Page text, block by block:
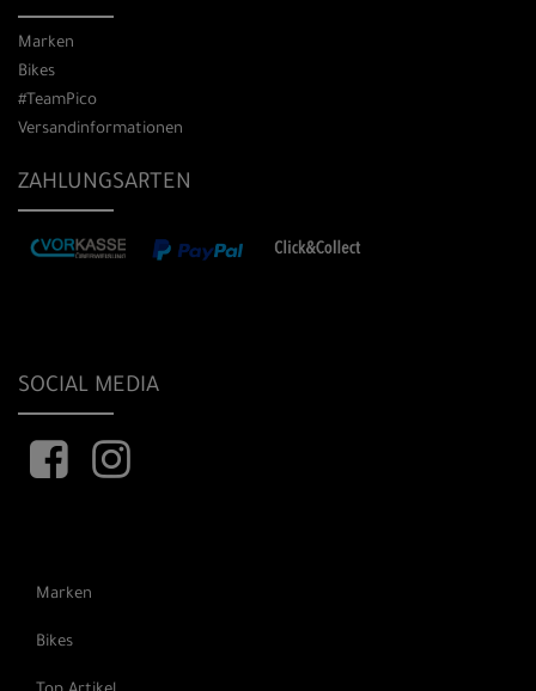
Marken
Bikes
#TeamPico
Versandinformationen
ZAHLUNGSARTEN
SOCIAL MEDIA
Marken
Bikes